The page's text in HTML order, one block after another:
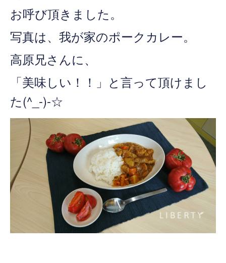
お呼び頂きました。
写真は、我が家のポークカレー。
高原兄さんに、
「美味しい！！」と言って頂けまし
た(^_-)-☆